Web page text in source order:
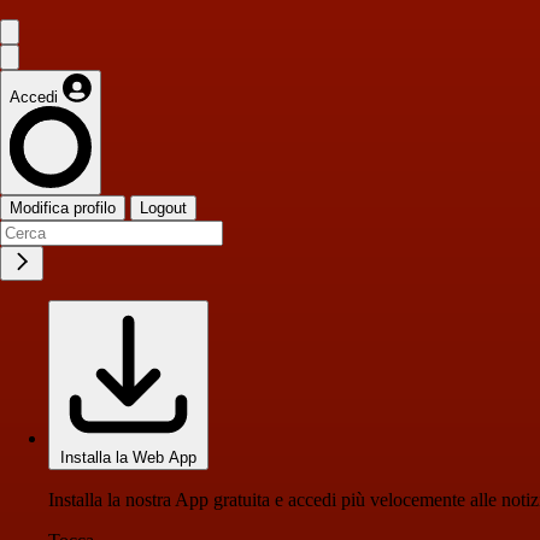
Accedi
Modifica profilo Logout
Installa la Web App
Installa la nostra App gratuita e accedi più velocemente alle